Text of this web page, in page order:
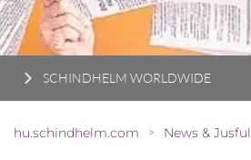
SCHINDHELM WORLDWIDE
hu.schindhelm.com > News & Jusful